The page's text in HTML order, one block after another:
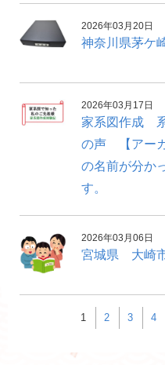
2026年03月20日
神奈川県茅ケ
2026年03月17日
家系図作成
の声 【アー
の名前が分か
す。
2026年03月06日
宮城県 大崎
1 2 3 4